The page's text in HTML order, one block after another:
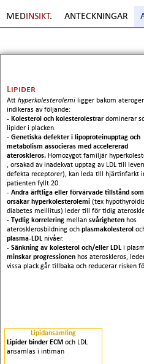
MED INSIKT. ANTECKNINGAR
Lipidansamling
Lipider binder ECM och LDL
ansamlas i intiman
Lipider
Att hyperkolesterolemi ligger bakom
indikeras av följande:
- Kolesterol och kolesterolestrar dominerar
lipider i placken.
- Genetiska defekter i lipoproteinupptag och
metabolism associeras med accelererad
ateroskleros. Homozygot familjär
, orsakad av inadekvat upptag av LDL till
defekta receptorer), kan leda till hjärtinfarkt
patienten fyllt 20.
- Andra ärftliga eller förvärvade tillstånd som
orsakar hyperkolesterolemi (tex
diabetes meillitus) leder till för tidig
- Tydlig korrelering mellan svårigheten hos
aterosklerosbildning och plasmakolesterol
plasma-LDL nivåer.
- Sänkning av kolesterol och/eller LDL i
minskar progressionen hos ateroskleros,
vissa plack går tillbaka och reducerar risken